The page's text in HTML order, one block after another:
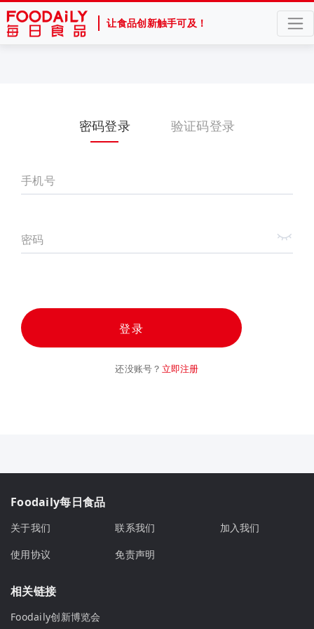
让食品创新触手可及！
密码登录 验证码登录
手机号
密码
登录
还没账号？ 立即注册
Foodaily每日食品
关于我们 联系我们
加入我们
使用协议
免责声明
相关链接
Foodaily创新博览会